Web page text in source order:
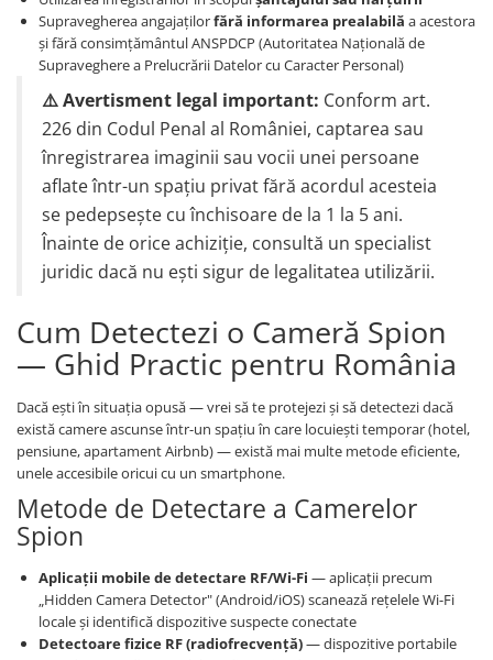
Supravegherea angajațilorfără informarea prealabilă a acestora
și fără consimțământul ANSPDCP (Autoritatea Națională de
Supraveghere a Prelucrării Datelor cu Caracter Personal)
⚠️ Avertisment legal important: Conform art.
226 din Codul Penal al României, captarea sau
înregistrarea imaginii sau vocii unei persoane
aflate într-un spațiu privat fără acordul acesteia
se pedepsește cu închisoare de la 1 la 5 ani.
Înainte de orice achiziție, consultă un specialist
juridic dacă nu ești sigur de legalitatea utilizării.
Cum Detectezi o Cameră Spion
— Ghid Practic pentru România
Dacă ești în situația opusă — vrei să te protejezi și să detectezi dacă
există camere ascunse într-un spațiu în care locuiești temporar (hotel,
pensiune, apartament Airbnb) — există mai multe metode eficiente,
unele accesibile oricui cu un smartphone.
Metode de Detectare a Camerelor
Spion
Aplicații mobile de detectare RF/Wi-Fi — aplicații precum
„Hidden Camera Detector" (Android/iOS) scanează rețelele Wi-Fi
locale și identifică dispozitive suspecte conectate
Detectoare fizice RF (radiofrecvență)— dispozitive portabile